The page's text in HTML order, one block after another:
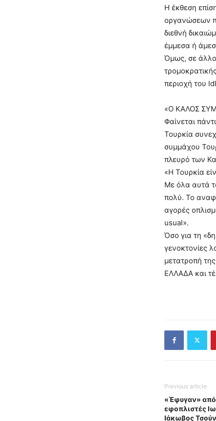
Η έκθεση
οργανώσεων
διεθνή
έμμεσα ή
Όμως, σε άλλο
περιοχή του
«Ο ΚΑΛΟΣ
Φαίνεται
Τουρκία
συμμάχου
πλευρό των
«Η Τουρκία
Με όλα αυτά
πολύ. Το
αγορές
usual».
Όσο για τη
γενοκτονίες
μετατροπή
ΕΛΛΑΔΑ και
Previous article
«Έφυγαν» από
εφοπλιστές
Ιάκωβος